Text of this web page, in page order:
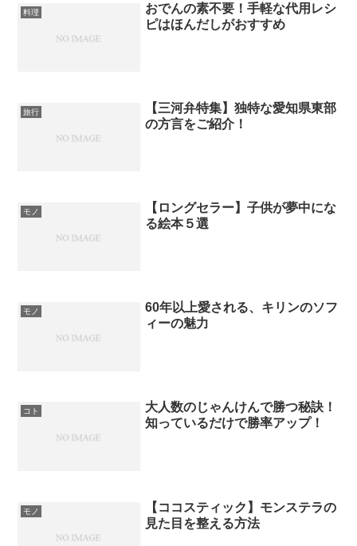
料理
おでんの素不要！手軽な代用レシ
ピはほんだしがおすすめ
旅行
【三河弁特集】独特な愛知県東部
の方言をご紹介！
モノ
【ロングセラー】子供が夢中にな
る絵本５選
モノ
60年以上愛される、キリンのソフ
ィーの魅力
コト
大人数のじゃんけんで勝つ秘訣！
知っているだけで勝率アップ！
モノ
【ココスティック】モンステラの
見た目を整える方法